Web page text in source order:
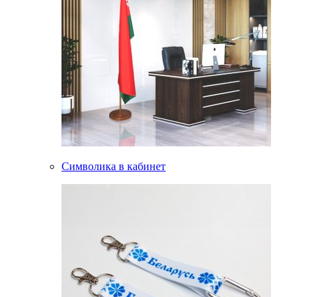
Символика в кабинет